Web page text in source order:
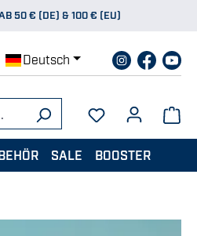
50 € (DE) & 100 € (EU)
Deutsch
SALE BOOSTER